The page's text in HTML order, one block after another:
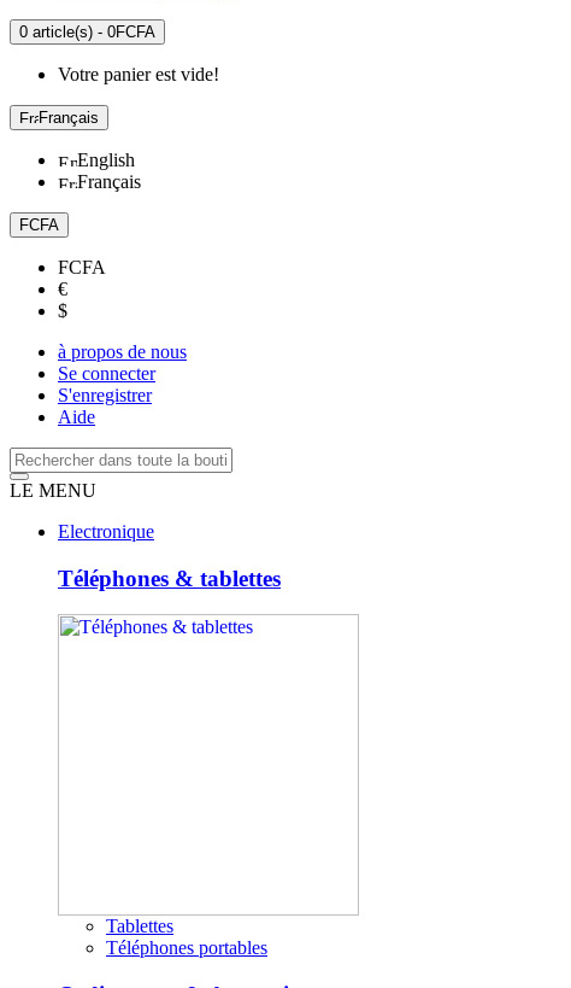
0 article(s) - 0FCFA
Votre panier est vide!
Français
English
Français
FCFA
FCFA
€
$
à propos de nous
Se connecter
S'enregistrer
Aide
LE MENU
Electronique
Téléphones & tablettes
Tablettes
Téléphones portables